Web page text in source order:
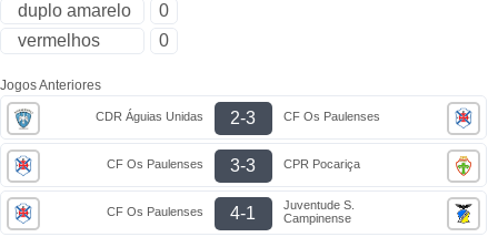
duplo amarelo
0
vermelhos
0
Jogos Anteriores
CDR Águias Unidas 2-3 CF Os Paulenses
CF Os Paulenses 3-3 CPR Pocariça
CF Os Paulenses 4-1
Juventude S.
Campinense